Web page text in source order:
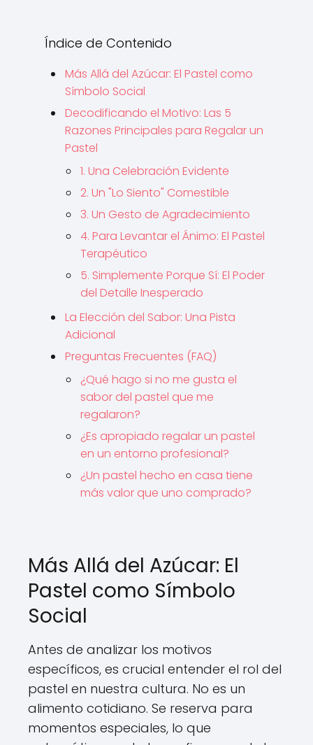
Índice de Contenido
Más Allá del Azúcar: El Pastel como
Símbolo Social
Decodificando el Motivo: Las 5
Razones Principales para Regalar un
Pastel
1. Una Celebración Evidente
2. Un "Lo Siento" Comestible
3. Un Gesto de Agradecimiento
4. Para Levantar el Ánimo: El Pastel
Terapéutico
5. Simplemente Porque Sí: El Poder
del Detalle Inesperado
La Elección del Sabor: Una Pista
Adicional
Preguntas Frecuentes (FAQ)
¿Qué hago si no me gusta el
sabor del pastel que me
regalaron?
¿Es apropiado regalar un pastel
en un entorno profesional?
¿Un pastel hecho en casa tiene
más valor que uno comprado?
Más Allá del Azúcar: El
Pastel como Símbolo
Social
Antes de analizar los motivos
específicos, es crucial entender el rol del
pastel en nuestra cultura. No es un
alimento cotidiano. Se reserva para
momentos especiales, lo que